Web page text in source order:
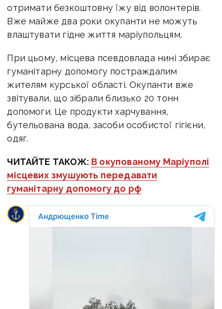
отримати безкоштовну їжу від волонтерів.
Вже майже два роки окупанти не можуть
влаштувати гідне життя маріупольцям.
При цьому, місцева псевдовлада нині збирає
гуманітарну допомогу постраждалим
жителям курської області. Окупанти вже
звітували, що зібрали близько 20 тонн
допомоги. Це продукти харчування,
бутельована вода, засоби особистої гігієни,
одяг.
ЧИТАЙТЕ ТАКОЖ: В окупованому Маріуполі
місцевих змушують передавати
гуманітарну допомогу до рф